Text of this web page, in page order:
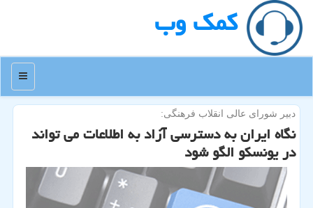
كمك وب
منو
دبیر شورای عالی انقلاب فرهنگی:
نگاه ایران به دسترسی آزاد به اطلاعات می تواند
در یونسكو الگو شود